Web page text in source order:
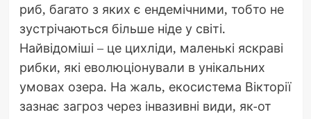
риб, багато з яких є ендемічними, тобто не
зустрічаються більше ніде у світі.
Найвідоміші – це цихліди, маленькі яскраві
рибки, які еволюціонували в унікальних
умовах озера. На жаль, екосистема Вікторії
зазнає загроз через інвазивні види, як-от